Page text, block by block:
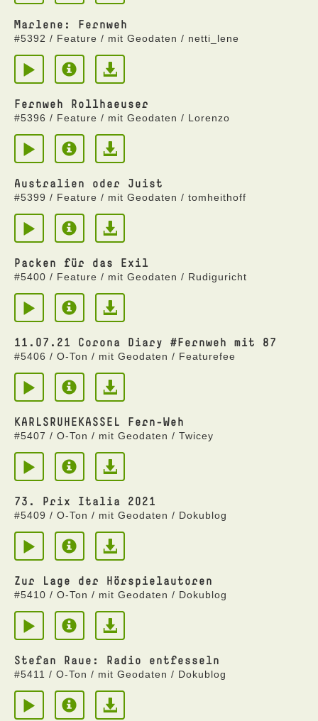
Marlene: Fernweh
#5392 / Feature / mit Geodaten / netti_lene
Fernweh Rollhaeuser
#5396 / Feature / mit Geodaten / Lorenzo
Australien oder Juist
#5399 / Feature / mit Geodaten / tomheithoff
Packen für das Exil
#5400 / Feature / mit Geodaten / Rudiguricht
11.07.21 Corona Diary #Fernweh mit 87
#5406 / O-Ton / mit Geodaten / Featurefee
KARLSRUHEKASSEL Fern-Weh
#5407 / O-Ton / mit Geodaten / Twicey
73. Prix Italia 2021
#5409 / O-Ton / mit Geodaten / Dokublog
Zur Lage der Hörspielautoren
#5410 / O-Ton / mit Geodaten / Dokublog
Stefan Raue: Radio entfesseln
#5411 / O-Ton / mit Geodaten / Dokublog